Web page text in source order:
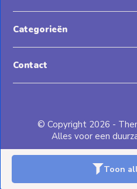
Toon
Categorieën
Contact
© Copyright 2026 -
Alles voor een